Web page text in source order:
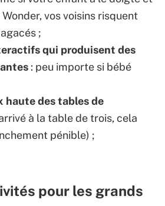
vos voisins risquent
;
qui produisent des
: peu importe si bébé
haute des tables de
à la table de trois, cela
pénible) ;
pour les grands